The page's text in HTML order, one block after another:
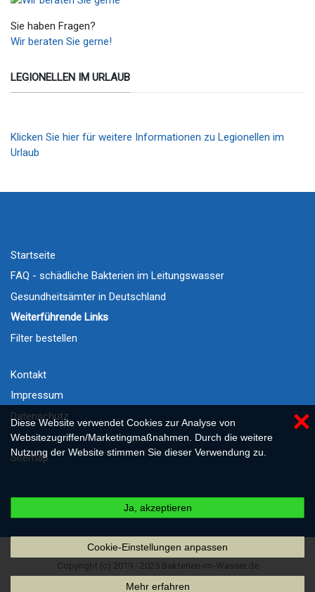
Sie haben Fragen?
Wir beraten Sie gerne!
LEGIONELLEN IM URLAUB
Klicken Sie hier für weitere Informationen zu Legionellen im
Urlaub
Startseite
FAQ - schädliche Bakterien im Leitungswasser
Gesundheitsämter in Deutschland
Weiterführende Links
Filter bestellen
Kontakt
Impressum
Datenschutz
Sitemap
Copyright (c) 2019 - 2025 Bakterien-im-Wasser.de
×
Diese Website verwendet Cookies zur Analyse von
Websitezugriffen/Marketingmaßnahmen. Durch die weitere
Nutzung der Website stimmen Sie dieser Verwendung zu.
Ja, akzeptieren
Cookie-Einstellungen anpassen
Mehr erfahren